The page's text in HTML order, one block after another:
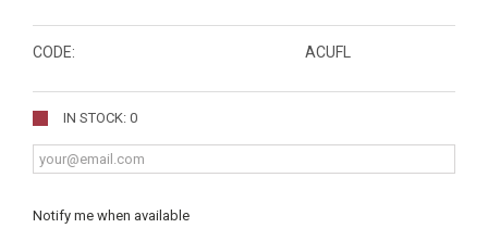
CODE: ACUFL
IN STOCK: 0
Notify me when available